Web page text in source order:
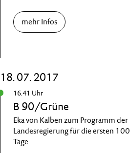
mehr Infos
18. 07. 2017
16.41 Uhr
B 90/Grüne
Eka von Kalben zum Programm der
Landesregierung für die ersten 100
Tage